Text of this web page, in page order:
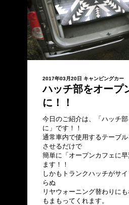
2017年03月20日 キャンピングカー
ハッチ部をオープ
に！！
今日のご紹介は、「ハッチ
に」です！！
通常車内で使用するテーブ
させるだけで
簡単に「オープンカフェに
ます！！
しかもトランクハッチがサ
らぬ
リヤウォーニング替わりに
もまもってくれます。